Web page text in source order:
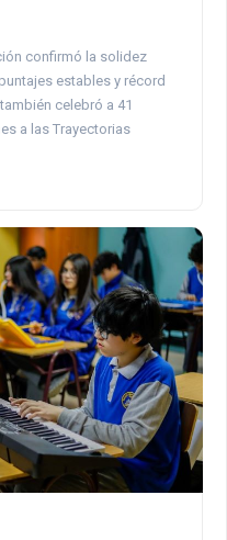
confirmó la solidez
estables y récord
celebró a 41
a las Trayectorias